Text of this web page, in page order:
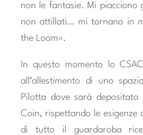
non le fantasie. Mi piacciono
non attillati… mi tornano in
the Loom».
In questo momento lo
all’allestimento di uno
Pilotta dove sarà depositato
Coin, rispettando le esigenze
di tutto il guardaroba